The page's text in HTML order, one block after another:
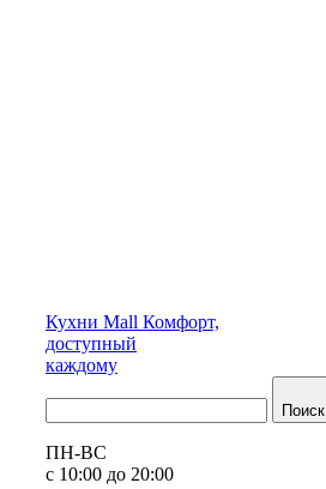
Кухни Mall Комфорт,
доступный
каждому
Поиск
ПН-ВС
с 10:00 до 20:00